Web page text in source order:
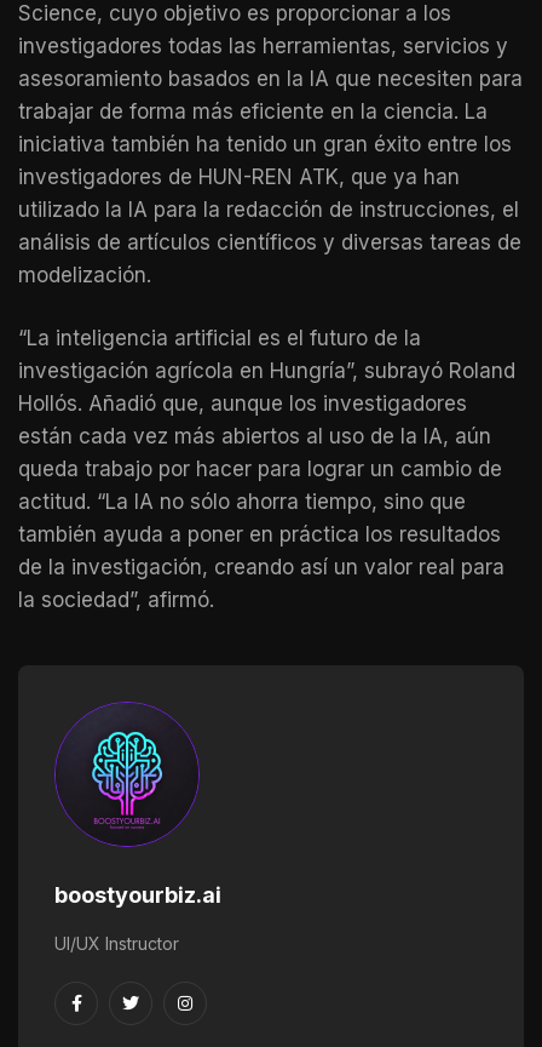
Science, cuyo objetivo es proporcionar a los
investigadores todas las herramientas, servicios y
asesoramiento basados en la IA que necesiten para
trabajar de forma más eficiente en la ciencia. La
iniciativa también ha tenido un gran éxito entre los
investigadores de HUN-REN ATK, que ya han
utilizado la IA para la redacción de instrucciones, el
análisis de artículos científicos y diversas tareas de
modelización.
“La inteligencia artificial es el futuro de la
investigación agrícola en Hungría”, subrayó Roland
Hollós. Añadió que, aunque los investigadores
están cada vez más abiertos al uso de la IA, aún
queda trabajo por hacer para lograr un cambio de
actitud. “La IA no sólo ahorra tiempo, sino que
también ayuda a poner en práctica los resultados
de la investigación, creando así un valor real para
la sociedad”, afirmó.
boostyourbiz.ai
UI/UX Instructor